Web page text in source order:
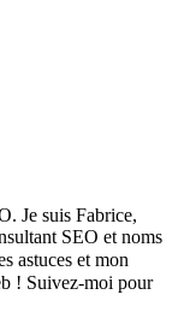
Je suis Fabrice,
SEO et noms
astuces et mon
! Suivez-moi pour